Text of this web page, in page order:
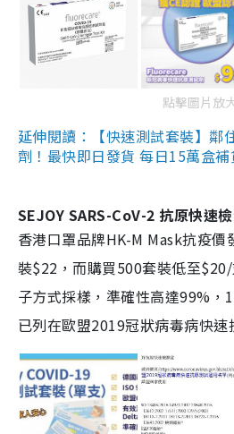
點擊圖片放
延伸閱讀：【快速測試套裝】鄰
劑！最快即日發貨 每日15萬盒補
SEJOY SARS-CoV-2 抗原快速
香港口罩品牌HK-M Mask抗疫價
裝$22，而購買500套裝低至
子方式採樣，準確性高達99%，
已列在歐盟2019冠狀病毒病快速